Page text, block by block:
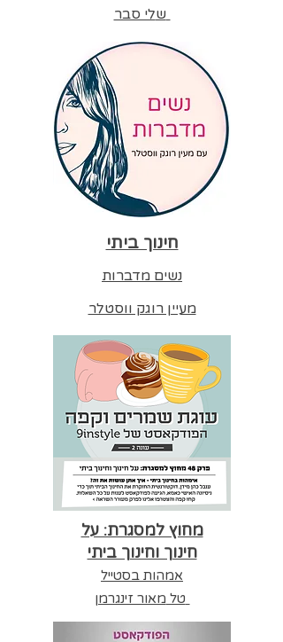
שלי סבר
חינוך ביתי
נשים מדברות
מעיין רוגק ווסטלר
מחוץ למסגרת: על
חינוך וחינוך ביתי
אמהות בסטייל
טל מאור זינגרמן